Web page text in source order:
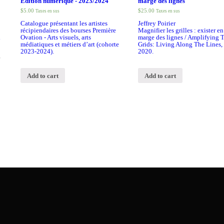
$5.00 Taxes en sus
Catalogue présentant les artistes
récipiendaires des bourses Première
Ovation - Arts visuels, arts
médiatiques et métiers d’art (cohorte
2023-2024).
Add to cart
$25.00 Taxes en sus
Jeffrey Poirier
Magnifier les grilles : exister en
marge des lignes / Amplifying
Grids: Living Along The Lines,
2020.
Add to cart